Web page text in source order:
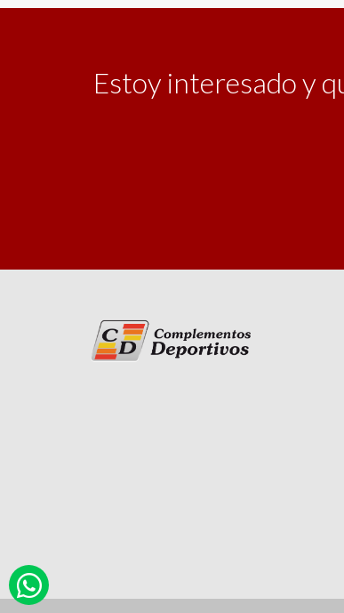
Estoy interesado y